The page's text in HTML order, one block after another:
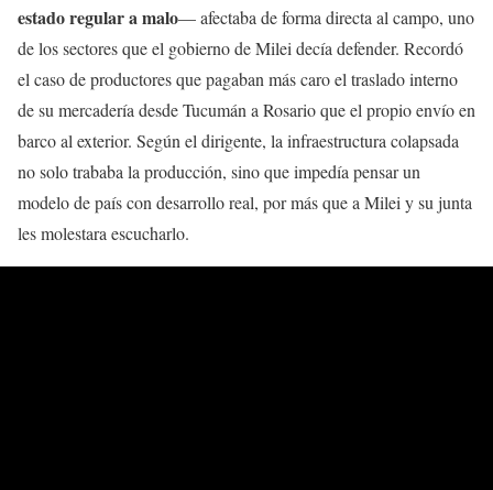
estado regular a malo— afectaba de forma directa al campo, uno
de los sectores que el gobierno de Milei decía defender. Recordó
el caso de productores que pagaban más caro el traslado interno
de su mercadería desde Tucumán a Rosario que el propio envío en
barco al exterior. Según el dirigente, la infraestructura colapsada
no solo trababa la producción, sino que impedía pensar un
modelo de país con desarrollo real, por más que a Milei y su junta
les molestara escucharlo.